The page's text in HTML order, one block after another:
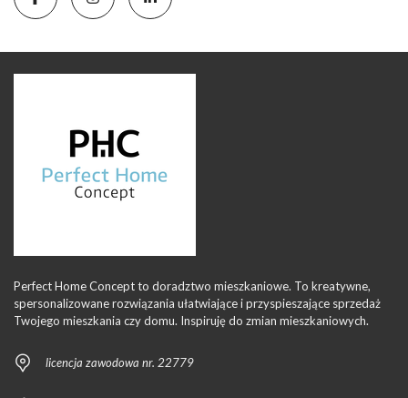
Perfect Home Concept to doradztwo mieszkaniowe. To kreatywne,
spersonalizowane rozwiązania ułatwiające i przyspieszające sprzedaż
Twojego mieszkania czy domu. Inspiruję do zmian mieszkaniowych.
licencja zawodowa nr. 22779